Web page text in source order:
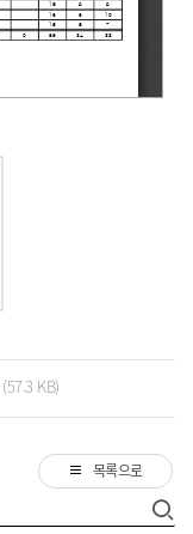
(57.3 KB)
목록으로